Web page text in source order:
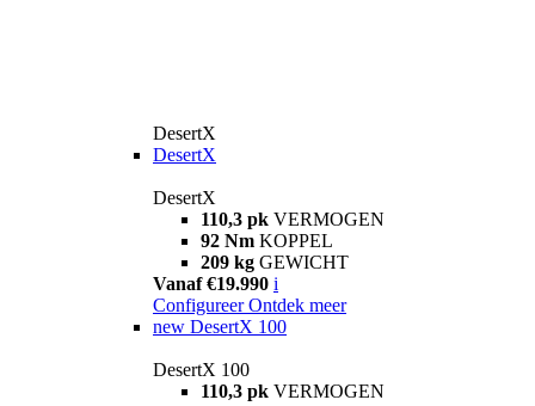
DesertX
DesertX
DesertX
110,3 pk VERMOGEN
92 Nm KOPPEL
209 kg GEWICHT
Vanaf €19.990 i
Configureer Ontdek meer
new DesertX 100
DesertX 100
110,3 pk VERMOGEN